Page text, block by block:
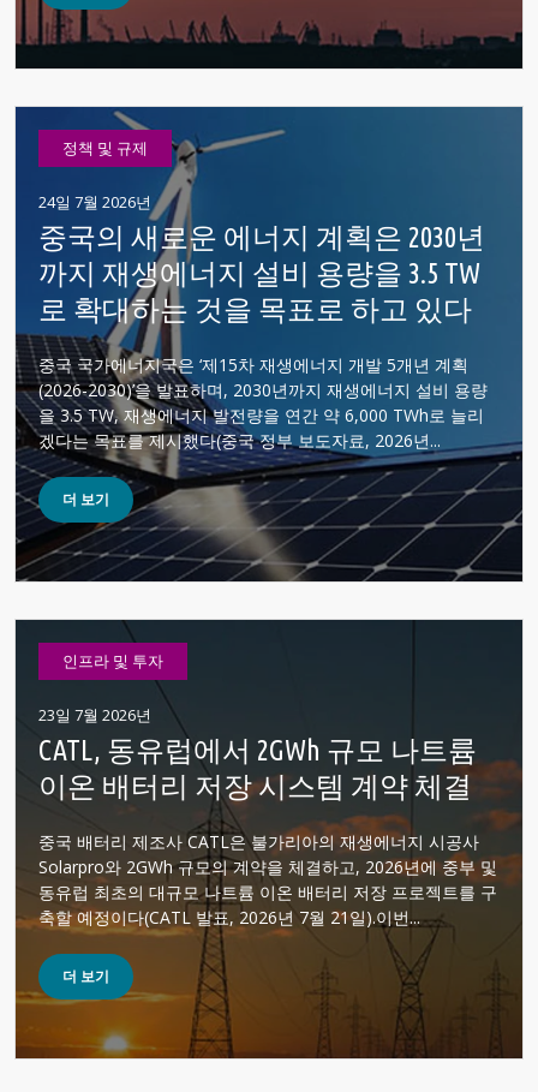
정책 및 규제
24일 7월 2026년
중국의 새로운 에너지 계획은 2030년
까지 재생에너지 설비 용량을 3.5 TW
로 확대하는 것을 목표로 하고 있다
중국 국가에너지국은 ‘제15차 재생에너지 개발 5개년 계획
(2026-2030)’을 발표하며, 2030년까지 재생에너지 설비 용량
을 3.5 TW, 재생에너지 발전량을 연간 약 6,000 TWh로 늘리
겠다는 목표를 제시했다(중국 정부 보도자료, 2026년...
더 보기
인프라 및 투자
23일 7월 2026년
CATL, 동유럽에서 2GWh 규모 나트륨
이온 배터리 저장 시스템 계약 체결
중국 배터리 제조사 CATL은 불가리아의 재생에너지 시공사
Solarpro와 2GWh 규모의 계약을 체결하고, 2026년에 중부 및
동유럽 최초의 대규모 나트륨 이온 배터리 저장 프로젝트를 구
축할 예정이다(CATL 발표, 2026년 7월 21일).이번...
더 보기